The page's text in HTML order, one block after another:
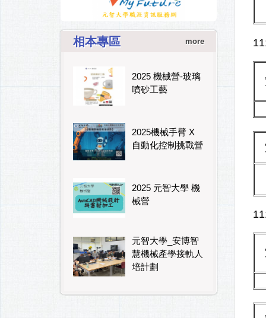
相本專區 more
2025 機械營-玻璃
噴砂工藝
2025機械手臂 X
自動化控制挑戰營
2025 元智大學 機
械營
元智大學_安博智
慧機械產學接軌人
培計劃